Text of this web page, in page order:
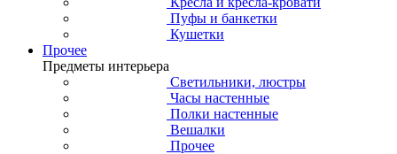
Пуфы и банкетки
Кушетки
Прочее
Предметы интерьера
Светильники, люстры
Часы настенные
Полки настенные
Вешалки
Прочее